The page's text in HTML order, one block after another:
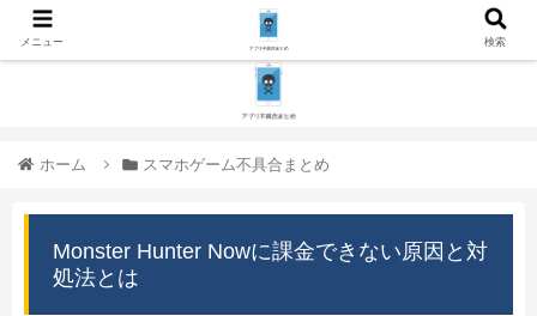
ホーム スマホゲーム不具合まとめ
Monster Hunter Nowに課金できない原因と対
処法とは
メニュー 検索